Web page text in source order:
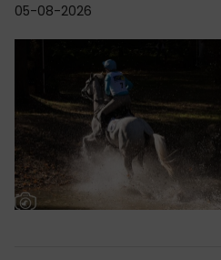
05-08-2026